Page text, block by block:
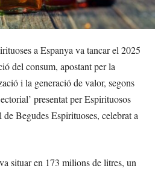
a Espanya va tancar el 2025
del consum, apostant per la
i la generació de valor, segons
presentat per Espirituosos
Begudes Espirituoses, celebrat a
situar en 173 milions de litres, un